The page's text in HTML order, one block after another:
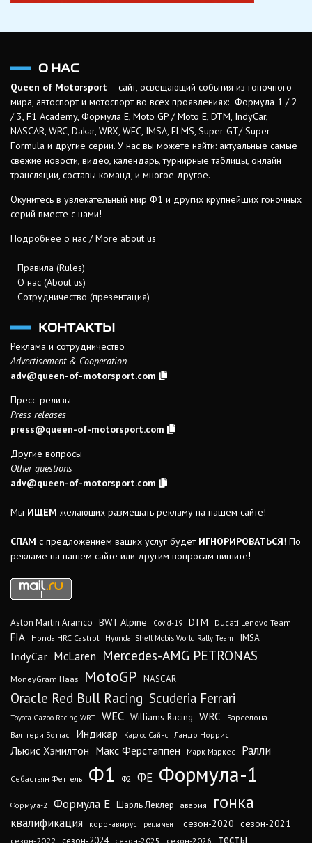
О НАС
Queen of Motorsport – сайт, освещающий события из гоночного
мира, автоспорт и мотоспорт во всех проявлениях: Формула 1 / 2
/ 3, F1 Academy, Формула Е, Moto GP / Moto E, DTM, IndyCar,
NASCAR, WRC, Dakar, WRX, WEC, IMSA, ELMS, Super GT/ Super
Formula и другие серии. У нас вы можете найти: актуальные самые
свежие новости, видео, календарь, турнирные таблицы, онлайн
трансляции, составы команд, и многое другое.
Окунитесь в увлекательный мир Ф1 и других крупнейших гоночных
серий вместе с нами!
Подробнее о нас / More about us
Правила (Rules)
О нас (About us)
Сотрудничество (презентация)
КОНТАКТЫ
Реклама и сотрудничество
Advertisement & Cooperation
adv@queen-of-motorsport.com
Пресс-релизы
Press releases
press@queen-of-motorsport.com
Другие вопросы
Other questions
adv@queen-of-motorsport.com
Мы ИЩЕМ желающих размещать рекламу на нашем сайте!
СПАМ с предложением ваших услуг будет ИГНОРИРОВАТЬСЯ! По
рекламе на нашем сайте или другим вопросам пишите!
Aston Martin Aramco BWT Alpine Covid-19 DTM Ducati Lenovo Team
FIA Honda HRC Castrol Hyundai Shell Mobis World Rally Team IMSA
IndyCar McLaren Mercedes-AMG PETRONAS
MoneyGram Haas MotoGP NASCAR
Oracle Red Bull Racing Scuderia Ferrari
Toyota Gazoo Racing WRT WEC Williams Racing WRC
Барселона
Валттери Боттас
Индикар Карлос Сайнс Ландо Норрис
Льюис Хэмилтон Макс Ферстаппен Марк Маркес Ралли
Себастьян Феттель Ф1 Ф2 ФЕ Формула-1
Формула-2 Формула Е Шарль Леклер авария гонка
квалификация коронавирус регламент сезон-2020 сезон-2021
сезон-2022 сезон-2024 сезон-2025 сезон-2026 тесты